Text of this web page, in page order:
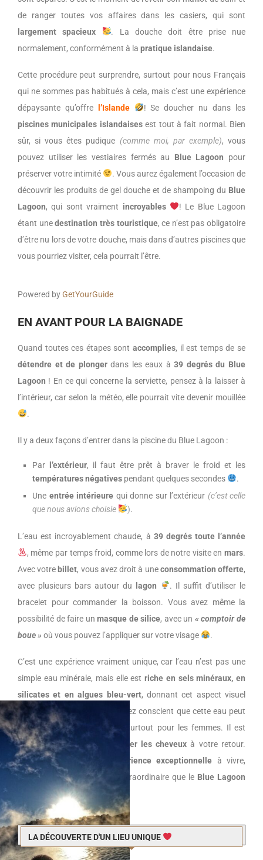
de ranger toutes vos affaires dans les casiers, qui sont
largement spacieux
. La douche doit être prise nue
normalement, conformément à la pratique islandaise.
Cette procédure peut surprendre, surtout pour nous Français
qui ne sommes pas habitués à cela, mais c’est une expérience
dépaysante qu’offre l’Islande
! Se doucher nu dans les
piscines municipales islandaisesest tout à fait normal. Bien
sûr, si vous êtes pudique (comme moi, par exemple), vous
pouvez utiliser les vestiaires fermés au Blue Lagoon pour
préserver votre intimité
. Vous aurez également l’occasion de
découvrir les produits de gel douche et de shampoing du Blue
Lagoon, qui sont vraiment incroyables
! Le Blue Lagoon
étant unedestination très touristique, ce n’est pas obligatoire
d’être nu lors de votre douche, mais dans d’autres piscines que
vous pourriez visiter, cela pourrait l’être.
Powered byGetYourGuide
EN AVANT POUR LA BAIGNADE
Quand toutes ces étapes sont accomplies, il est temps de se
détendre et de plongerdans les eaux à39 degrés du Blue
Lagoon ! En ce qui concerne la serviette, pensez à la laisser à
l’intérieur, car selon la météo, elle pourrait vite devenir mouillée
.
Il y a deux façons d’entrer dans la piscine du Blue Lagoon :
Par l’extérieur, il faut être prêt à braver le froid et les
températures négatives pendant quelques secondes
.
Une entrée intérieure qui donne sur l’extérieur (c’est celle
que nous avions choisie
).
L’eau est incroyablement chaude, à 39 degrés toute l’année
, même par temps froid, comme lors de notre visite en mars.
Avec votrebillet, vous avez droit à uneconsommation offerte,
avec plusieurs bars autour du lagon
. Il suffit d’utiliser le
bracelet pour commander la boisson. Vous avez même la
possibilité de faire unmasque de silice, avec un « comptoir de
boue » où vous pouvez l’appliquer sur votre visage .
C’est une expérience vraiment unique, car l’eau n’est pas une
simple eau minérale, mais elle estriche en sels minéraux, en
silicates et en algues bleu-vert, donnant cet aspect visuel
saisissant
. Cependant, soyez conscient que cette eau peut
rendre voscheveux rêches
, surtout pour les femmes. Il est
donc essentiel de bien se
laver les cheveux à votre retour.
Malgré cela, c’est une
expérience exceptionnelle à vivre,
surtout dans un lieu aussi extraordinaire que le Blue Lagoon
LA DÉCOUVERTE D'UN LIEU UNIQUE